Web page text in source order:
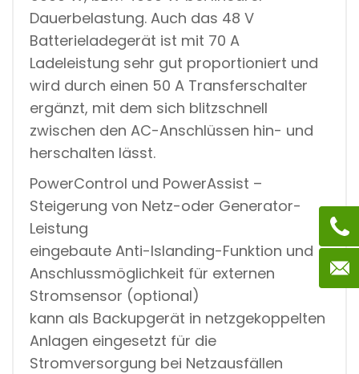
Dauerbelastung. Auch das 48 V
Batterieladegerät ist mit 70 A
Ladeleistung sehr gut proportioniert und
wird durch einen 50 A Transferschalter
ergänzt, mit dem sich blitzschnell
zwischen den AC-Anschlüssen hin- und
herschalten lässt.
PowerControl und PowerAssist –
Steigerung von Netz-oder Generator-
Leistung
eingebaute Anti-Islanding-Funktion und
Anschlussmöglichkeit für externen
Stromsensor (optional)
kann als Backupgerät in netzgekoppelten
Anlagen eingesetzt für die
Stromversorgung bei Netzausfällen